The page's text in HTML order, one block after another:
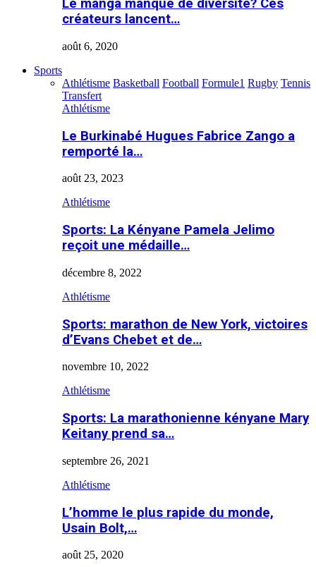
Le manga manque de diversité? Ces
créateurs lancent…
août 6, 2020
Sports
Athlétisme Basketball Football Formule1 Rugby Tennis
Transfert
Athlétisme
Le Burkinabé Hugues Fabrice Zango a
remporté la…
août 23, 2023
Athlétisme
Sports: La Kényane Pamela Jelimo
reçoit une médaille…
décembre 8, 2022
Athlétisme
Sports: marathon de New York, victoires
d’Evans Chebet et de…
novembre 10, 2022
Athlétisme
Sports: La marathonienne kényane Mary
Keitany prend sa…
septembre 26, 2021
Athlétisme
L’homme le plus rapide du monde,
Usain Bolt,…
août 25, 2020